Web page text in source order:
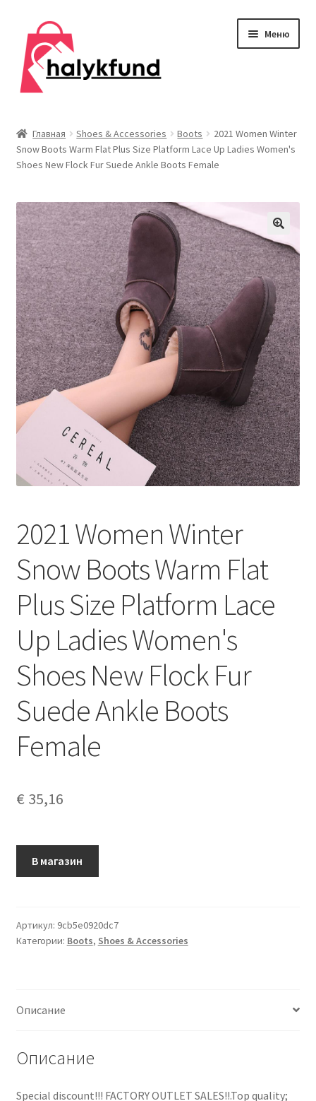
Перейти
навигации
Перейти
содержимому
Меню
меню
Главная
Контакты
Дом и сад
меню
Одежда
меню
Публикации
Главная Shoes & Accessories Boots
2021 Women Winter
Snow Boots Warm Flat Plus Size Platform Lace Up Ladies Women's
Shoes New Flock Fur Suede Ankle Boots Female
2021 Women Winter
Snow Boots Warm Flat
Plus Size Platform Lace
Up Ladies Women's
Shoes New Flock Fur
Suede Ankle Boots
Female
€ 35,16
В магазин
Артикул: 9cb5e0920dc7
Категории: Boots, Shoes & Accessories
Описание
Описание
Special discount!!! FACTORY OUTLET SALES!!.Top quality;